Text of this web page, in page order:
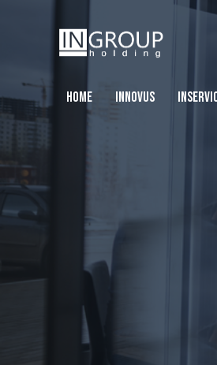
HOME INNOVUS